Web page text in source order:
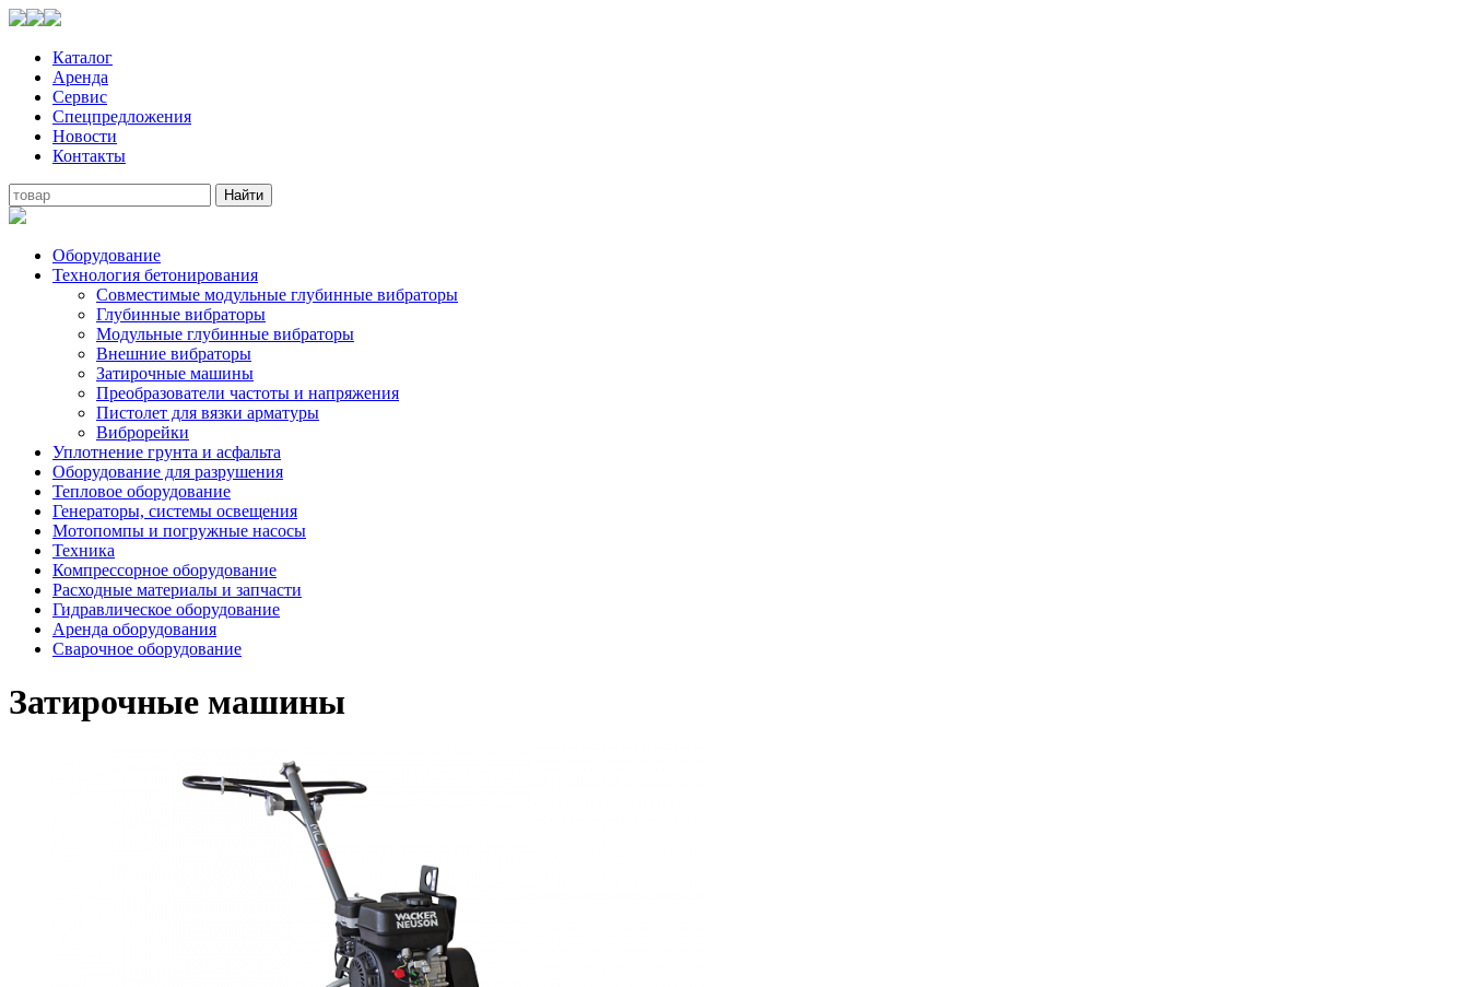
Каталог
Аренда
Сервис
Спецпредложения
Новости
Контакты
Оборудование
Технология бетонирования
Совместимые модульные глубинные вибраторы
Глубинные вибраторы
Модульные глубинные вибраторы
Внешние вибраторы
Затирочные машины
Преобразователи частоты и напряжения
Пистолет для вязки арматуры
Виброрейки
Уплотнение грунта и асфальта
Оборудование для разрушения
Тепловое оборудование
Генераторы, системы освещения
Мотопомпы и погружные насосы
Техника
Компрессорное оборудование
Расходные материалы и запчасти
Гидравлическое оборудование
Аренда оборудования
Сварочное оборудование
Затирочные машины